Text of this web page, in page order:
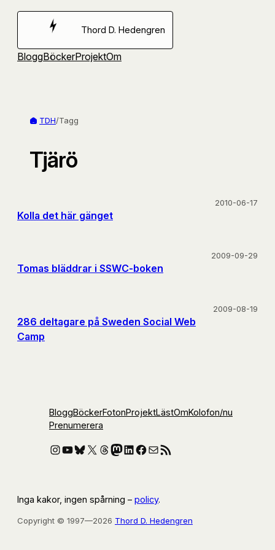
Hoppa
Thord D. Hedengren
BloggBöckerProjektOm
TDH/Tagg
Tjärö
Kolla det här gänget
2010-06-17
Tomas bläddrar i SSWC-boken
2009-09-29
286 deltagare på Sweden Social Web
Camp
2009-08-19
BloggBöckerFotonProjektLästOmKolofon/nu
Prenumerera
Instagram
YouTube
Bluesky
X Threads
Mastodon
LinkedIn
Facebook
E-postRSS-flöde
Inga kakor, ingen spårning – policy.
Copyright © 1997—2026 Thord D. Hedengren